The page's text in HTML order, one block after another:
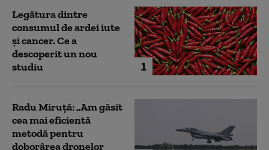
1
Legătura dintre
consumul de ardei iute
și cancer. Ce a
descoperit un nou
studiu
Radu Miruță: „Am găsit
cea mai eficientă
metodă pentru
doborârea dronelor